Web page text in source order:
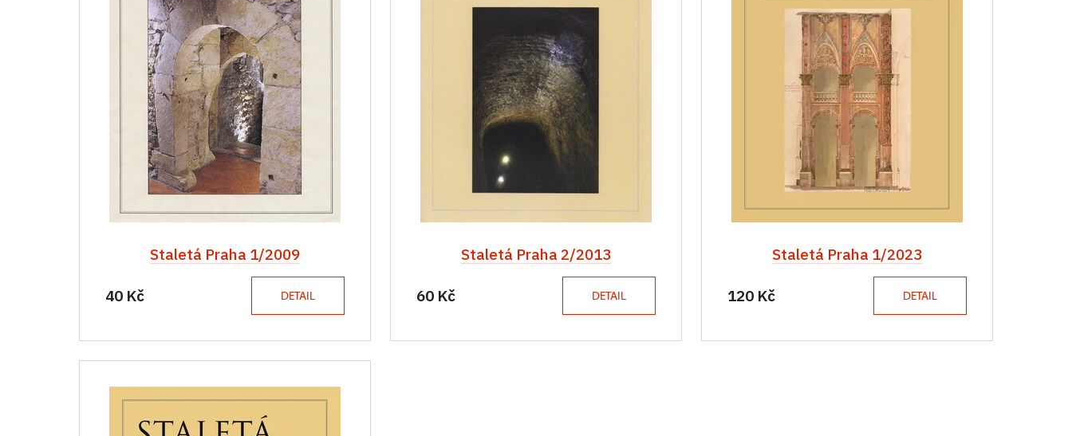
Staletá Praha 1/2009
40 Kč DETAIL
Staletá Praha 2/2013
60 Kč DETAIL
Staletá Praha 1/2023
120 Kč DETAIL